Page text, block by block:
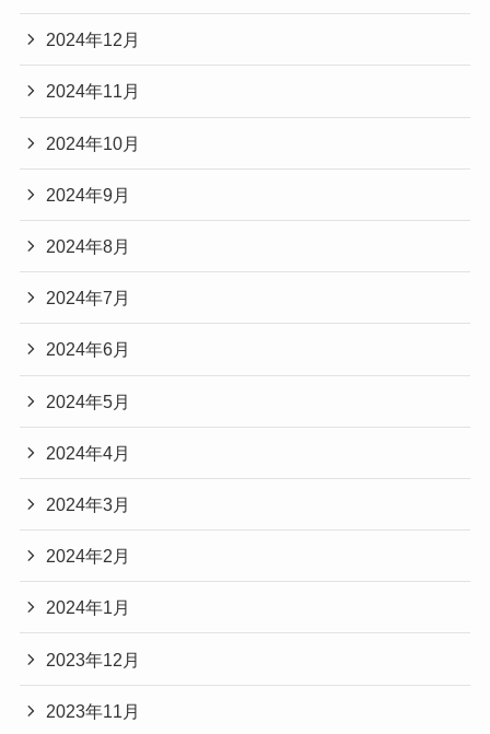
2024年12月
2024年11月
2024年10月
2024年9月
2024年8月
2024年7月
2024年6月
2024年5月
2024年4月
2024年3月
2024年2月
2024年1月
2023年12月
2023年11月